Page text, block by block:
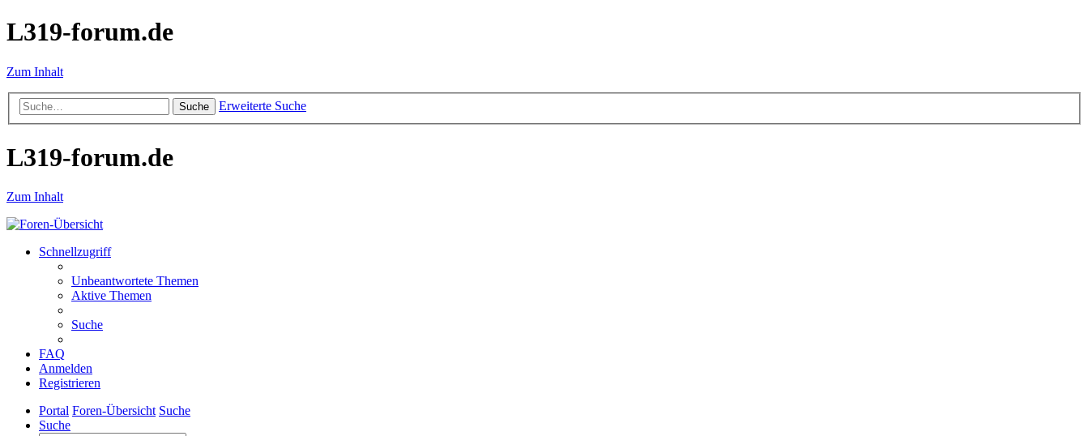
L319-forum.de
Zum Inhalt
Suche Erweiterte Suche
L319-forum.de
Zum Inhalt
Schnellzugriff
Unbeantwortete Themen
Aktive Themen
Suche
FAQ
Anmelden
Registrieren
Portal Foren-Übersicht Suche
Suche